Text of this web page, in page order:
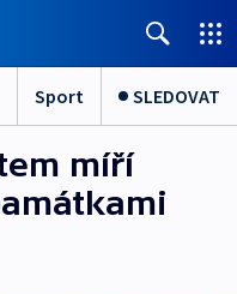
Sport SLEDOVAT
míří